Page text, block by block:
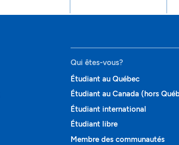
Qui êtes-vous?
Étudiant au Québec
Étudiant au Canada (hors
Étudiant international
Étudiant libre
Membre des communautés